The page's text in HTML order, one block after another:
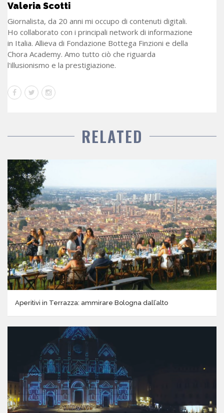
Valeria Scotti
Giornalista, da 20 anni mi occupo di contenuti digitali.
Ho collaborato con i principali network di informazione
in Italia. Allieva di Fondazione Bottega Finzioni e della
Chora Academy. Amo tutto ciò che riguarda
l'illusionismo e la prestigiazione.
RELATED
Aperitivi in Terrazza: ammirare Bologna dall’alto